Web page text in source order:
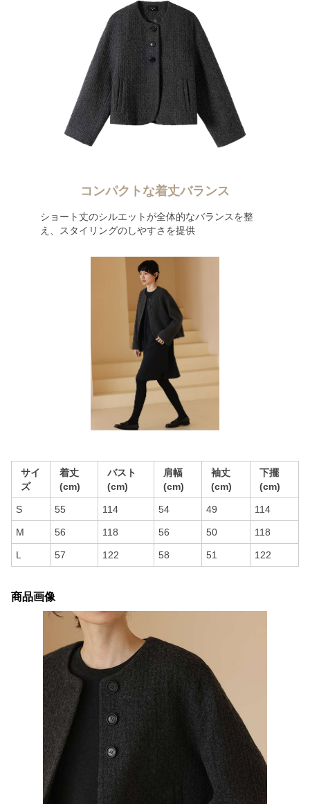
コンパクトな着丈バランス
ショート丈のシルエットが全体的なバランスを整
え、スタイリングのしやすさを提供
サイ
ズ
着丈
(cm)
バスト
(cm)
肩幅
(cm)
袖丈
(cm)
下擺
(cm)
S 55 114 54 49 114
M 56 118 56 50 118
L 57 122 58 51 122
商品画像